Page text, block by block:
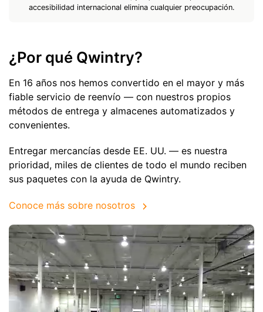
accesibilidad internacional elimina cualquier preocupación.
¿Por qué Qwintry?
En 16 años nos hemos convertido en el mayor y más
fiable servicio de reenvío — con nuestros propios
métodos de entrega y almacenes automatizados y
convenientes.
Entregar mercancías desde EE. UU. — es nuestra
prioridad, miles de clientes de todo el mundo reciben
sus paquetes con la ayuda de Qwintry.
Conoce más sobre nosotros